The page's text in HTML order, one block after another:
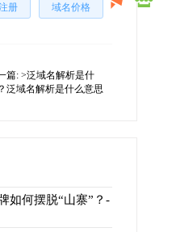
册 域名价格
篇: >泛域名解析是什
泛域名解析是什么意思
如何摆脱“山寨”？-